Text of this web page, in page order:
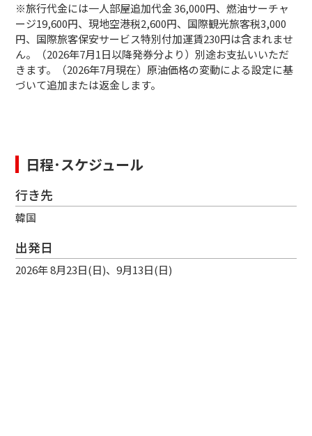
※旅行代金には一人部屋追加代金 36,000円、燃油サーチャ
ージ19,600円、現地空港税2,600円、国際観光旅客税3,000
円、国際旅客保安サービス特別付加運賃230円は含まれませ
ん。（2026年7月1日以降発券分より）別途お支払いいただ
きます。（2026年7月現在）原油価格の変動による設定に基
づいて追加または返金します。
日程･スケジュール
行き先
韓国
出発日
2026年 8月23日(日)、9月13日(日)